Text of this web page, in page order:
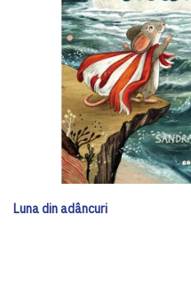
Luna din adâncuri